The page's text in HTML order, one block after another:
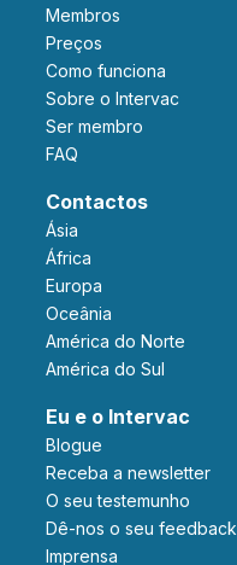
Membros
Preços
Como funciona
Sobre o Intervac
Ser membro
FAQ
Contactos
Ásia
África
Europa
Oceânia
América do Norte
América do Sul
Eu e o Intervac
Blogue
Receba a newsletter
O seu testemunho
Dê-nos o seu feedback
Imprensa